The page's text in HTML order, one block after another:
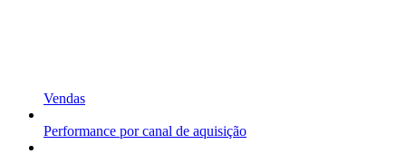
Vendas
Performance por canal de aquisição